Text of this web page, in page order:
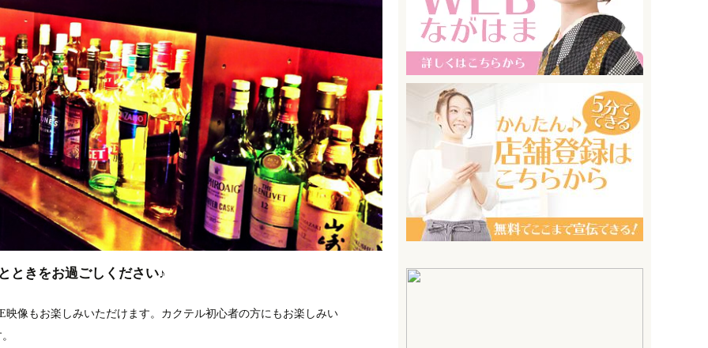
ときをお過ごしください♪
像もお楽しみいただけます。カクテル初心者の方にもお楽しみい